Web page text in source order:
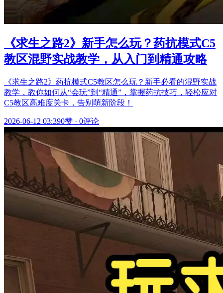
《求生之路2》新手怎么玩？药抗模式C5
教区混野实战教学，从入门到精通攻略
《求生之路2》药抗模式C5教区怎么玩？新手必看的混野实战
教学，教你如何从“会玩”到“精通”，掌握药抗技巧，轻松应对
C5教区高难度关卡，告别萌新阶段！
2026-06-12 03:390赞 · 0评论